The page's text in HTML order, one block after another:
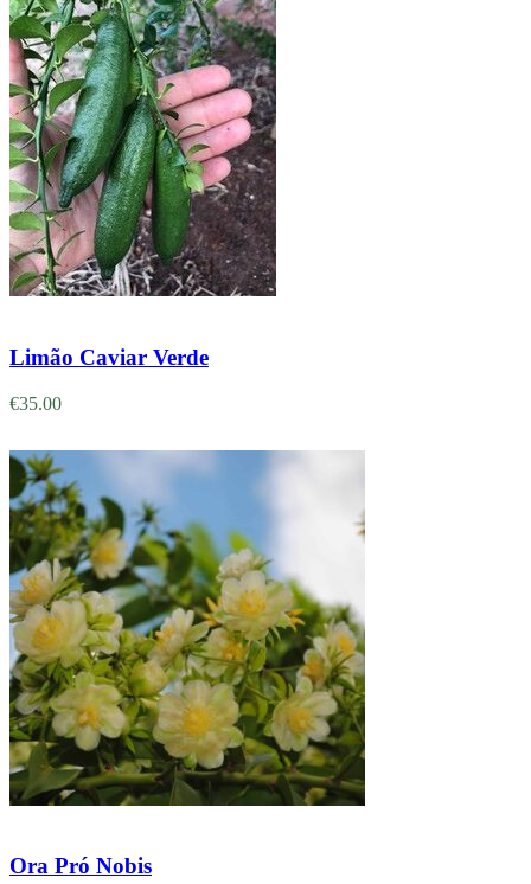
Limão Caviar Verde
€35.00
Ora Pró Nobis